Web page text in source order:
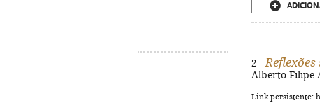
2 -
Alberto Filipe
Link persistente: